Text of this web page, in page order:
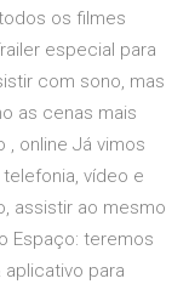
os filmes
especial para
com sono, mas
as cenas mais
, online Já vimos
vídeo e
assistir ao mesmo
Espaço: teremos
para